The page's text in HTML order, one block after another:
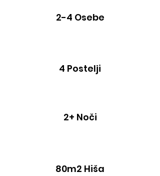
2-4 Osebe
4 Postelji
2+ Noči
80m2 Hiša